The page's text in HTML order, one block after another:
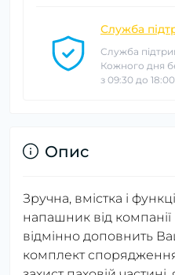
Служба
Служба
Кожного дня
з 09:30 до 18:00
Опис
Зручна, вмістка і
напашник від
відмінно доповнить
комплект